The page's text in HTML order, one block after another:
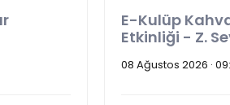
E-Kulüp
Etkinliği - Z.
08 Ağustos 2026 ·